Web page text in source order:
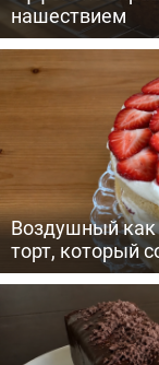
нашествием
Воздушный
торт, который